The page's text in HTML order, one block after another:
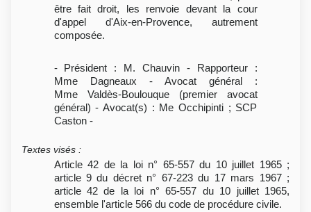
être fait droit, les renvoie devant la cour
d'appel d'Aix-en-Provence, autrement
composée.
- Président : M. Chauvin - Rapporteur :
Mme Dagneaux - Avocat général :
Mme Valdès-Boulouque (premier avocat
général) - Avocat(s) : Me Occhipinti ; SCP
Caston -
Textes visés :
Article 42 de la loi n° 65-557 du 10 juillet 1965 ;
article 9 du décret n° 67-223 du 17 mars 1967 ;
article 42 de la loi n° 65-557 du 10 juillet 1965,
ensemble l'article 566 du code de procédure civile.